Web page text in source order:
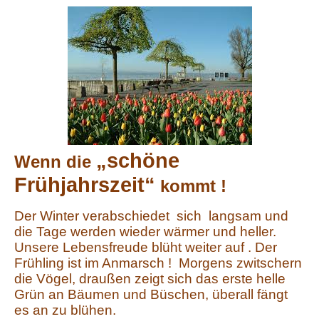
Wenn die „schöne
Frühjahrszeit“ kommt !
Der Winter verabschiedet sich langsam und
die Tage werden wieder wärmer und heller.
Unsere Lebensfreude blüht weiter auf . Der
Frühling ist im Anmarsch ! Morgens zwitschern
die Vögel, draußen zeigt sich das erste helle
Grün an Bäumen und Büschen, überall fängt
es an zu blühen.